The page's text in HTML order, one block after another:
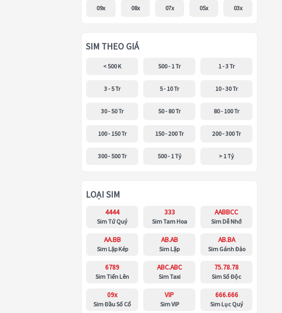
09x 08x 07x 05x 03x
SIM THEO GIÁ
< 500 K 500 - 1 Tr 1 - 3 Tr
3 - 5 Tr 5 - 10 Tr 10 - 30 Tr
30 - 50 Tr 50 - 80 Tr 80 - 100 Tr
100 - 150 Tr 150 - 200 Tr 200 - 300 Tr
300 - 500 Tr 500 - 1 Tỷ > 1 Tỷ
LOẠI SIM
4444
Sim Tứ Quý
333
Sim Tam Hoa
AABBCC
Sim Dễ Nhớ
AA.BB
Sim Lặp Kép
AB.AB
Sim Lặp
AB.BA
Sim Gánh Đảo
6789
Sim Tiến Lên
ABC.ABC
Sim Taxi
75.78.78
Sim Số Độc
09x
Sim Đầu Số Cổ
VIP
Sim VIP
666.666
Sim Lục Quý